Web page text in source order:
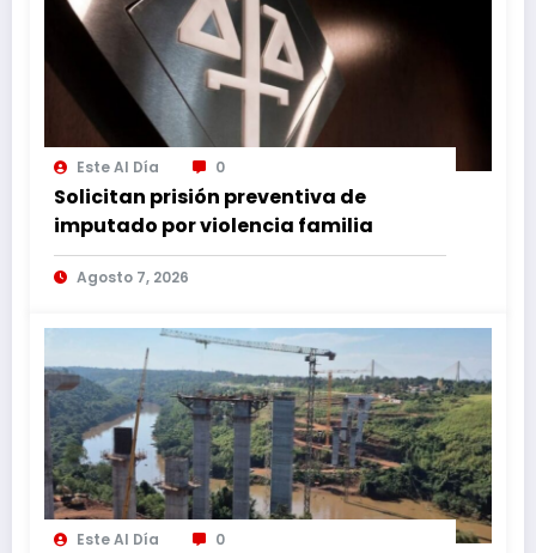
Este Al Día 0
Solicitan prisión preventiva de
imputado por violencia familia
Agosto 7, 2026
Este Al Día 0